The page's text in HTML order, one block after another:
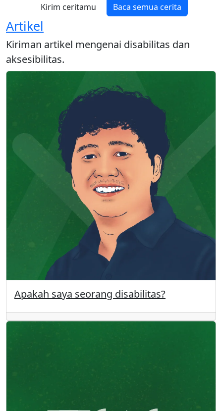
Kirim ceritamu Baca semua cerita
Artikel
Kiriman artikel mengenai disabilitas dan
aksesibilitas.
Apakah saya seorang disabilitas?